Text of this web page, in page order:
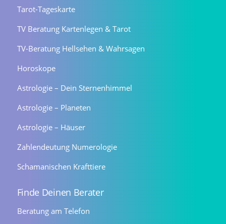
Tarot-Tageskarte
TV Beratung Kartenlegen & Tarot
TV-Beratung Hellsehen & Wahrsagen
Horoskope
Astrologie – Dein Sternenhimmel
Astrologie – Planeten
Astrologie – Häuser
Zahlendeutung Numerologie
Schamanischen Krafttiere
Finde Deinen Berater
Beratung am Telefon